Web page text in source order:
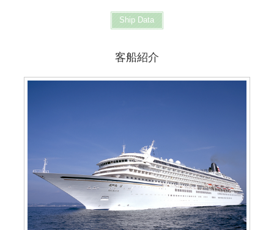
Ship Data
客船紹介